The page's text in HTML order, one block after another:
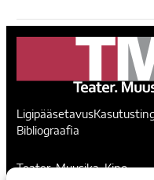
Ligipääsetavus
Bibliograafia
Teater. Muusika. Kino